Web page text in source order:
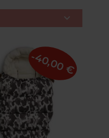

-40,00 €